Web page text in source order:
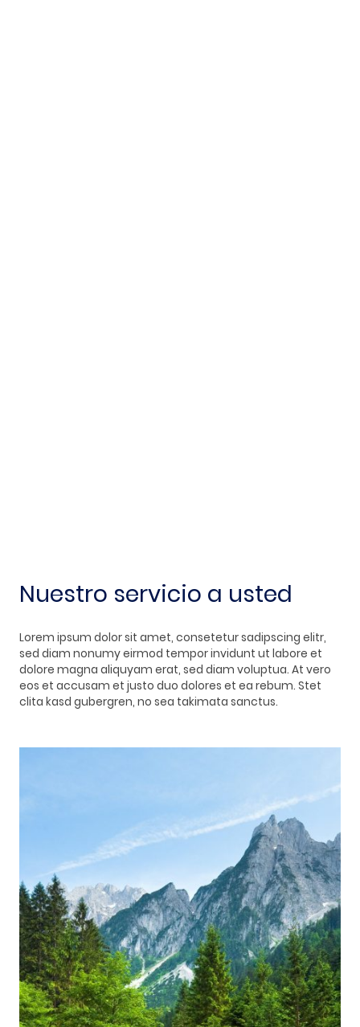
Nuestro servicio a usted
Lorem ipsum dolor sit amet, consetetur sadipscing elitr,
sed diam nonumy eirmod tempor invidunt ut labore et
dolore magna aliquyam erat, sed diam voluptua. At vero
eos et accusam et justo duo dolores et ea rebum. Stet
clita kasd gubergren, no sea takimata sanctus.